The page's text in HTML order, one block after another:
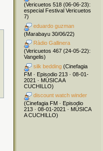
(Vericuetos 518 (06-06-23):
especial Festival Vericuetos
7)
eduardo guzman
(Marabayu 30/06/22)
Ràdio Gallinera
(Vericuetos 467 (24-05-22):
Vangelis)
silk bedding (Cinefagia
FM · Episodio 213 · 08-01-
2021 · MÚSICA A
CUCHILLO)
discount watch winder
(Cinefagia FM · Episodio
213 · 08-01-2021 · MÚSICA
A CUCHILLO)